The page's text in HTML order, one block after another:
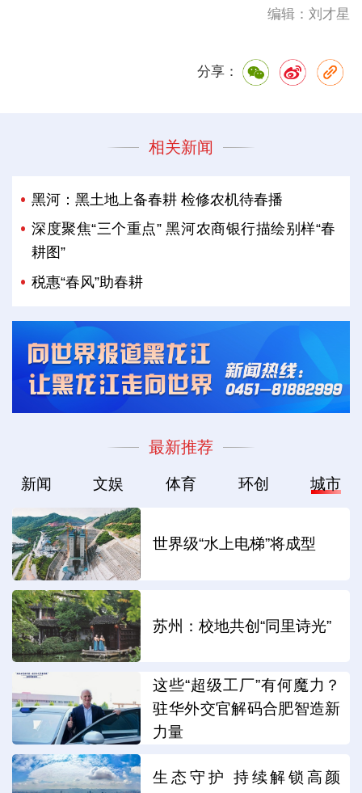
编辑：刘才星
分享：
相关新闻
黑河：黑土地上备春耕 检修农机待春播
深度聚焦“三个重点” 黑河农商银行描绘别样“春
耕图”
税惠“春风”助春耕
最新推荐
新闻 文娱 体育 环创 城市
世界级“水上电梯”将成型
苏州：校地共创“同里诗光”
这些“超级工厂”有何魔力？
驻华外交官解码合肥智造新
力量
生态守护 持续解锁高颜